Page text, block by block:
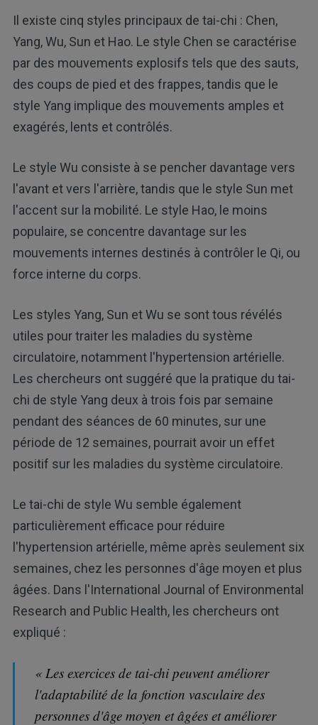
Il existe cinq styles principaux de tai-chi : Chen,
Yang, Wu, Sun et Hao. Le style Chen se caractérise
par des mouvements explosifs tels que des sauts,
des coups de pied et des frappes, tandis que le
style Yang implique des mouvements amples et
exagérés, lents et contrôlés.
Le style Wu consiste à se pencher davantage vers
l'avant et vers l'arrière, tandis que le style Sun met
l'accent sur la mobilité. Le style Hao, le moins
populaire, se concentre davantage sur les
mouvements internes destinés à contrôler le Qi, ou
force interne du corps.
Les styles Yang, Sun et Wu se sont tous révélés
utiles pour traiter les maladies du système
circulatoire, notamment l'hypertension artérielle.
Les chercheurs ont suggéré que la pratique du tai-
chi de style Yang deux à trois fois par semaine
pendant des séances de 60 minutes, sur une
période de 12 semaines, pourrait avoir un effet
positif sur les maladies du système circulatoire.
Le tai-chi de style Wu semble également
particulièrement efficace pour réduire
l'hypertension artérielle, même après seulement six
semaines, chez les personnes d'âge moyen et plus
âgées. Dans l'International Journal of Environmental
Research and Public Health, les chercheurs ont
expliqué :
« Les exercices de tai-chi peuvent améliorer
l'adaptabilité de la fonction vasculaire des
personnes d'âge moyen et âgées et améliorer